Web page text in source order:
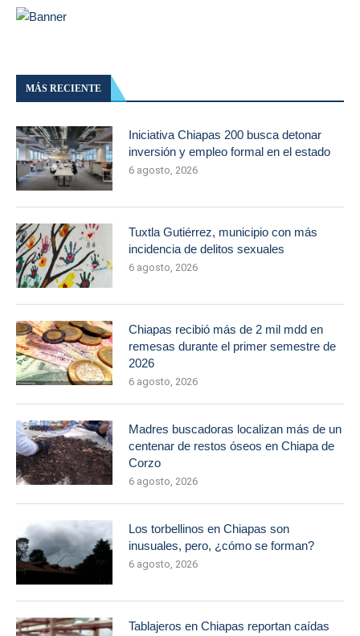
MÁS RECIENTE
Iniciativa Chiapas 200 busca detonar
inversión y empleo formal en el estado
6 agosto, 2026
Tuxtla Gutiérrez, municipio con más
incidencia de delitos sexuales
6 agosto, 2026
Chiapas recibió más de 2 mil mdd en
remesas durante el primer semestre de
2026
6 agosto, 2026
Madres buscadoras localizan más de un
centenar de restos óseos en Chiapa de
Corzo
6 agosto, 2026
Los torbellinos en Chiapas son
inusuales, pero, ¿cómo se forman?
6 agosto, 2026
Tablajeros en Chiapas reportan caídas